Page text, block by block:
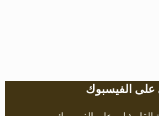
على الفيسبوك